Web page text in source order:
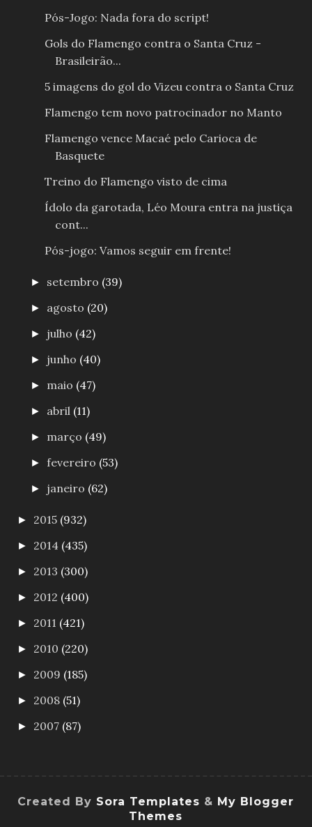
Pós-Jogo: Nada fora do script!
Gols do Flamengo contra o Santa Cruz -
Brasileirão...
5 imagens do gol do Vizeu contra o Santa Cruz
Flamengo tem novo patrocinador no Manto
Flamengo vence Macaé pelo Carioca de
Basquete
Treino do Flamengo visto de cima
Ídolo da garotada, Léo Moura entra na justiça
cont...
Pós-jogo: Vamos seguir em frente!
► setembro (39)
► agosto (20)
► julho (42)
► junho (40)
► maio (47)
► abril (11)
► março (49)
►fevereiro (53)
► janeiro (62)
► 2015 (932)
► 2014 (435)
► 2013 (300)
► 2012 (400)
► 2011 (421)
► 2010 (220)
► 2009 (185)
► 2008 (51)
► 2007 (87)
Created By Sora Templates & My Blogger
Themes